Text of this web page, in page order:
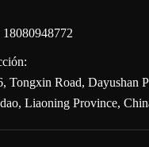
18080948772
Tongxin Road, Dayushan
Liaoning Province,